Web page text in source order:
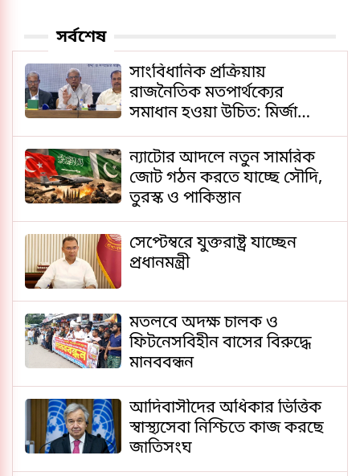
সর্বশেষ
সাংবিধানিক প্রক্রিয়ায়
রাজনৈতিক মতপার্থক্যের
সমাধান হওয়া উচিত: মির্জা
ফখরুল
ন্যাটোর আদলে নতুন সামরিক
জোট গঠন করতে যাচ্ছে সৌদি,
তুরস্ক ও পাকিস্তান
সেপ্টেম্বরে যুক্তরাষ্ট্র যাচ্ছেন
প্রধানমন্ত্রী
মতলবে অদক্ষ চালক ও
ফিটনেসবিহীন বাসের বিরুদ্ধে
মানববন্ধন
আদিবাসীদের অধিকার ভিত্তিক
স্বাস্থ্যসেবা নিশ্চিতে কাজ করছে
জাতিসংঘ